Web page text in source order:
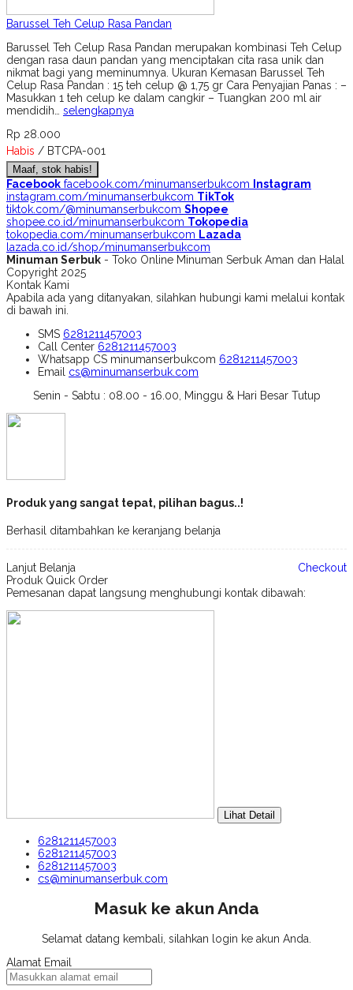
Barussel Teh Celup Rasa Pandan
Barussel Teh Celup Rasa Pandan merupakan kombinasi Teh Celup
dengan rasa daun pandan yang menciptakan cita rasa unik dan
nikmat bagi yang meminumnya. Ukuran Kemasan Barussel Teh
Celup Rasa Pandan : 15 teh celup @ 1,75 gr Cara Penyajian Panas : –
Masukkan 1 teh celup ke dalam cangkir – Tuangkan 200 ml air
mendidih… selengkapnya
Rp 28.000
Habis / BTCPA-001
Maaf, stok habis!
Facebook facebook.com/minumanserbukcom
Instagram
instagram.com/minumanserbukcom TikTok
tiktok.com/@minumanserbukcom Shopee
shopee.co.id/minumanserbukcom Tokopedia
tokopedia.com/minumanserbukcom Lazada
lazada.co.id/shop/minumanserbukcom
Minuman Serbuk - Toko Online Minuman Serbuk Aman dan Halal
Copyright 2025
Kontak Kami
Apabila ada yang ditanyakan, silahkan hubungi kami melalui kontak
di bawah ini.
SMS 6281211457003
Call Center 6281211457003
Whatsapp CS minumanserbukcom 6281211457003
Email cs@minumanserbuk.com
Senin - Sabtu : 08.00 - 16.00, Minggu & Hari Besar Tutup
Produk yang sangat tepat, pilihan bagus..!
Berhasil ditambahkan ke keranjang belanja
Lanjut Belanja
Checkout
Produk Quick Order
Pemesanan dapat langsung menghubungi kontak dibawah:
Lihat Detail
6281211457003
6281211457003
6281211457003
cs@minumanserbuk.com
Masuk ke akun Anda
Selamat datang kembali, silahkan login ke akun Anda.
Alamat Email